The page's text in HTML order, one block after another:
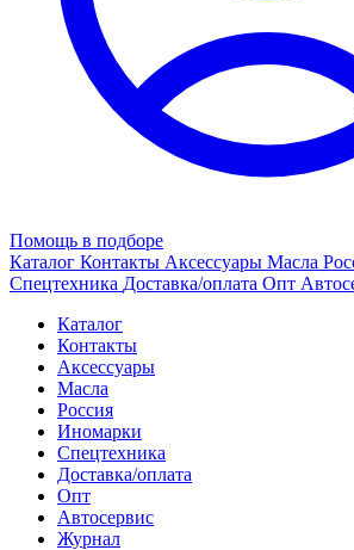
Помощь в подборе
Каталог Контакты Аксессуары Масла
Спецтехника Доставка/оплата Опт
Каталог
Контакты
Аксессуары
Масла
Россия
Иномарки
Спецтехника
Доставка/оплата
Опт
Автосервис
Журнал